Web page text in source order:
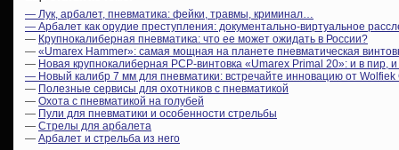
— Лук, арбалет, пневматика: фейки, травмы, криминал…
— Арбалет как орудие преступления: документально-виртуальное
— Крупнокалиберная пневматика: что ее может ожидать в России?
— «Umarex Hammer»: самая мощная на планете пневматическая
— Новая крупнокалиберная PCP-винтовка «Umarex Primal 20»: и в пир,
— Новый калибр 7 мм для пневматики: встречайте инновацию от Wolfiek
— Полезные сервисы для охотников с пневматикой
— Охота с пневматикой на голубей
— Пули для пневматики и особенности стрельбы
— Стрелы для арбалета
— Арбалет и стрельба из него